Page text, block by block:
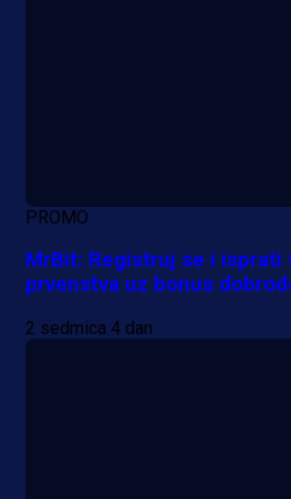
PROMO
MrBit: Registruj se i isprati
prvenstva uz bonus
2 sedmica 4 dan